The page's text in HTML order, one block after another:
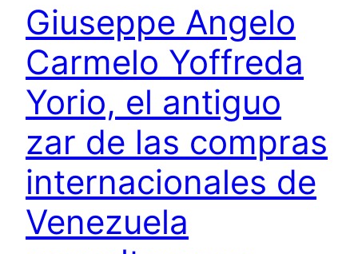
Giuseppe Angelo
Carmelo Yoffreda
Yorio, el antiguo
zar de las compras
internacionales de
Venezuela